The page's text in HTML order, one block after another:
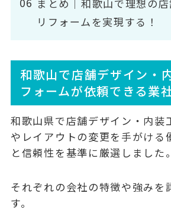
まとめ｜和歌山で理想の
リフォームを実現する！
和歌山で店舗デザイン・
フォームが依頼できる業
和歌山県で店舗デザイン・内装
やレイアウトの変更を手がける
と信頼性を基準に厳選しました。
それぞれの会社の特徴や強みを
す。